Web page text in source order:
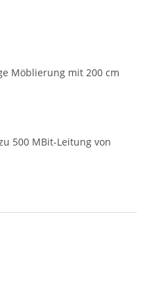
Möblierung mit 200 cm
500 MBit-Leitung von